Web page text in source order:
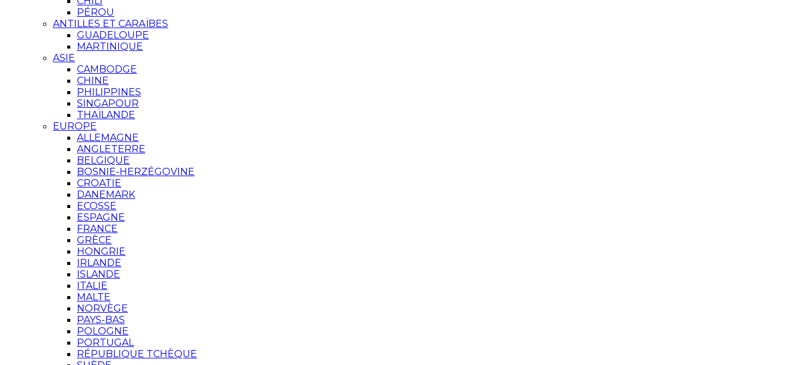
PÉROU
ANTILLES ET CARAÏBES
GUADELOUPE
MARTINIQUE
ASIE
CAMBODGE
CHINE
PHILIPPINES
SINGAPOUR
THAÏLANDE
EUROPE
ALLEMAGNE
ANGLETERRE
BELGIQUE
BOSNIE-HERZÉGOVINE
CROATIE
DANEMARK
ECOSSE
ESPAGNE
FRANCE
GRÈCE
HONGRIE
IRLANDE
ISLANDE
ITALIE
MALTE
NORVÈGE
PAYS-BAS
POLOGNE
PORTUGAL
RÉPUBLIQUE TCHÈQUE